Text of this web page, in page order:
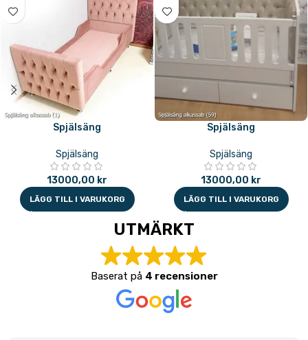
Spjälsäng
Spjälsäng
13000,00 kr
LÄGG TILL I VARUKORG
Spjälsäng
Spjälsäng
13000,00 kr
LÄGG TILL I VARUKORG
UTMÄRKT
Baserat på 4 recensioner